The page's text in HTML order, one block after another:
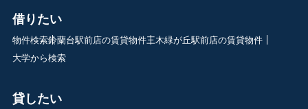
借りたい
物件検索鈴蘭台駅前店の賃貸物件三木緑が丘駅前店の賃貸物件
大学から検索
貸したい